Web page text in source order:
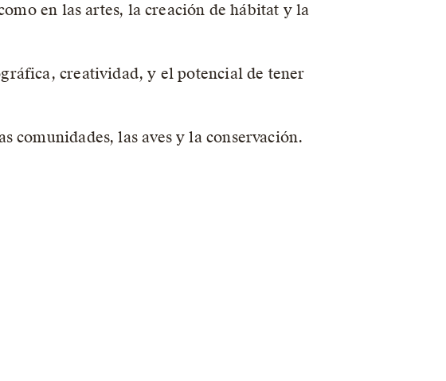
en las artes, la creación de hábitat y la
creatividad, y el potencial de tener
comunidades, las aves y la conservación.